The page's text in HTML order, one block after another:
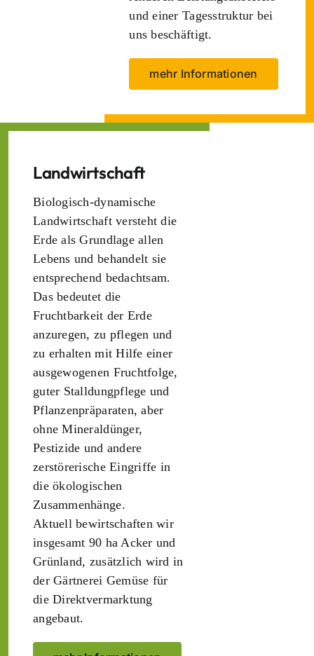
und einer Tagesstruktur bei
uns beschäftigt.
mehr Informationen
Landwirtschaft
Biologisch-dynamische
Landwirtschaft versteht die
Erde als Grundlage allen
Lebens und behandelt sie
entsprechend bedachtsam.
Das bedeutet die
Fruchtbarkeit der Erde
anzuregen, zu pflegen und
zu erhalten mit Hilfe einer
ausgewogenen Fruchtfolge,
guter Stalldungpflege und
Pflanzenpräparaten, aber
ohne Mineraldünger,
Pestizide und andere
zerstörerische Eingriffe in
die ökologischen
Zusammenhänge.
Aktuell bewirtschaften wir
insgesamt 90 ha Acker und
Grünland, zusätzlich wird in
der Gärtnerei Gemüse für
die Direktvermarktung
angebaut.